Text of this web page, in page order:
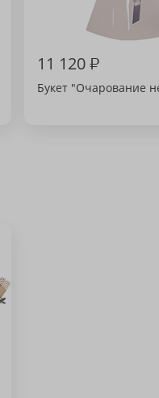
11 120₽
Букет "Очарование